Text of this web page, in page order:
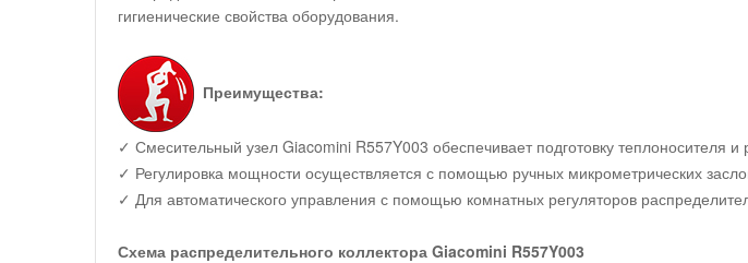
гигиенические свойства оборудования.
Преимущества:
✓ Смесительный узел Giacomini R557Y003 обеспечивает подготовку теплоносителя и
✓ Регулировка мощности осуществляется с помощью ручных микрометрических
✓ Для автоматического управления с помощью комнатных регуляторов
Схема распределительного коллектора Giacomini R557Y003